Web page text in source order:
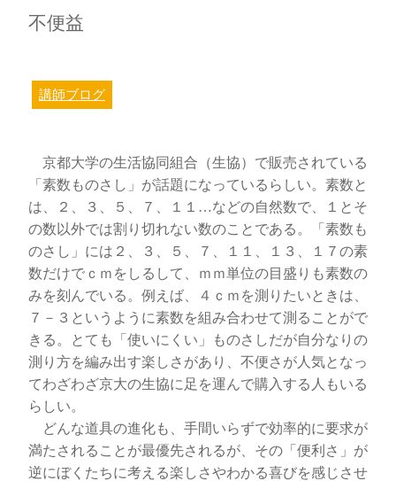
不便益
講師ブログ
京都大学の生活協同組合（生協）で販売されている
「素数ものさし」が話題になっているらしい。素数と
は、２、３、５、７、１１…などの自然数で、１とそ
の数以外では割り切れない数のことである。「素数も
のさし」には２、３、５、７、１１、１３、１７の素
数だけでｃｍをしるして、ｍｍ単位の目盛りも素数の
みを刻んでいる。例えば、４ｃｍを測りたいときは、
７－３というように素数を組み合わせて測ることがで
きる。とても「使いにくい」ものさしだが自分なりの
測り方を編み出す楽しさがあり、不便さが人気となっ
てわざわざ京大の生協に足を運んで購入する人もいる
らしい。
どんな道具の進化も、手間いらずで効率的に要求が
満たされることが最優先されるが、その「便利さ」が
逆にぼくたちに考える楽しさやわかる喜びを感じさせ